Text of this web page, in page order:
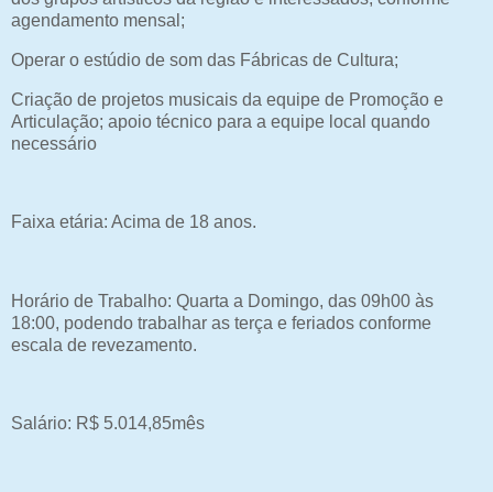
agendamento mensal;
Operar o estúdio de som das Fábricas de Cultura;
Criação de projetos musicais da equipe de Promoção e
Articulação; apoio técnico para a equipe local quando
necessário
Faixa etária: Acima de 18 anos.
Horário de Trabalho: Quarta a Domingo, das 09h00 às
18:00, podendo trabalhar as terça e feriados conforme
escala de revezamento.
Salário: R$ 5.014,85mês